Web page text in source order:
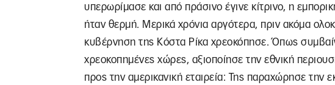
υπερωρίμασε και από πράσινο έγινε κίτρινο, η
ήταν θερμή. Μερικά χρόνια αργότερα, πριν ακόμα
κυβέρνηση της Κόστα Ρίκα χρεοκόπησε. Όπως
χρεοκοπημένες χώρες, αξιοποίησε την εθνική
προς την αμερικανική εταιρεία: Της παραχώρησε την